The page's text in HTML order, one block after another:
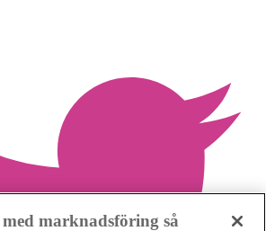
marknadsföring så